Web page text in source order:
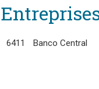
6411 Banco Central